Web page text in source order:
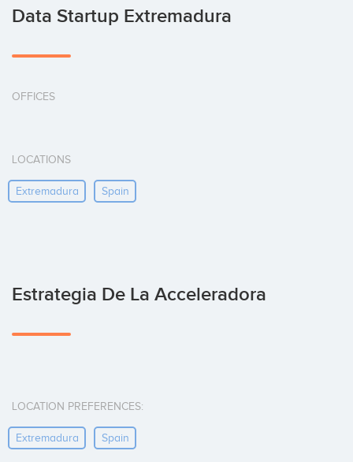
Data Startup Extremadura
OFFICES
LOCATIONS
Extremadura Spain
Estrategia De La Acceleradora
LOCATION PREFERENCES:
Extremadura Spain